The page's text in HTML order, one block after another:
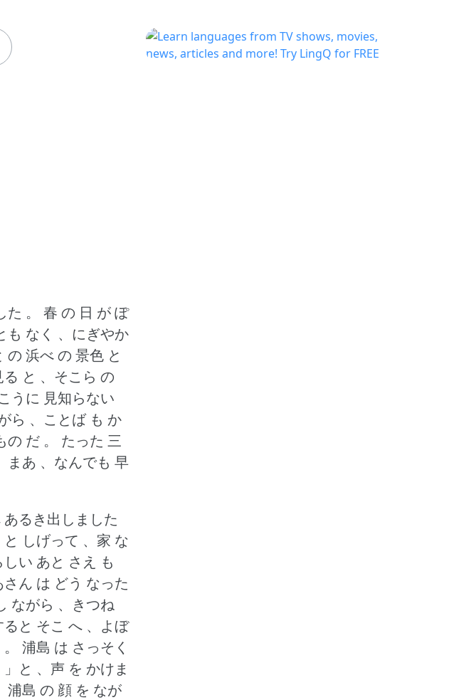
。
春 の 日 が ぽ
も なく 、にぎやか
の 浜べ の 景色 と
と 、そこら の
うに 見知らない
ら 、ことば も か
だ 。
たった 三
まあ 、なんでも 早
るき出しました
しげって 、家 な
い あと さえ も
ん は どう なった
ながら 、きつね
ると そこ へ 、よぼ
浦島 は さっそく
と 、声 を かけま
浦島 の 顔 を なが